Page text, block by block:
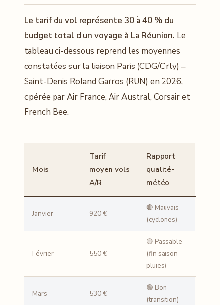
Le tarif du vol représente 30 à 40 % du
budget total d’un voyage à La Réunion. Le
tableau ci-dessous reprend les moyennes
constatées sur la liaison Paris (CDG/Orly) –
Saint-Denis Roland Garros (RUN) en 2026,
opérée par Air France, Air Austral, Corsair et
French Bee.
Mois
Tarif
moyen vols
A/R
Rapport
qualité-
météo
Janvier 920 €
🔴 Mauvais
(cyclones)
Février 550 €
🟡 Passable
(fin saison
pluies)
Mars 530 €
🟢 Bon
(transition)